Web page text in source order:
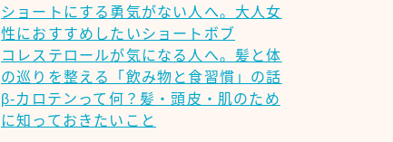
ショートにする勇気がない人へ。大人女
性におすすめしたいショートボブ
コレステロールが気になる人へ。髪と体
の巡りを整える「飲み物と食習慣」の話
β-カロテンって何？髪・頭皮・肌のため
に知っておきたいこと